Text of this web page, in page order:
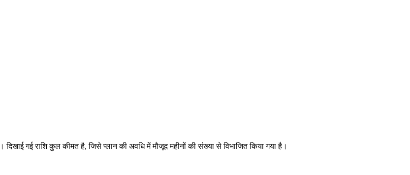
दिखाई गई राशि कुल कीमत है, जिसे प्लान की अवधि में मौजूद महीनों की संख्या से विभाजित किया गया है।